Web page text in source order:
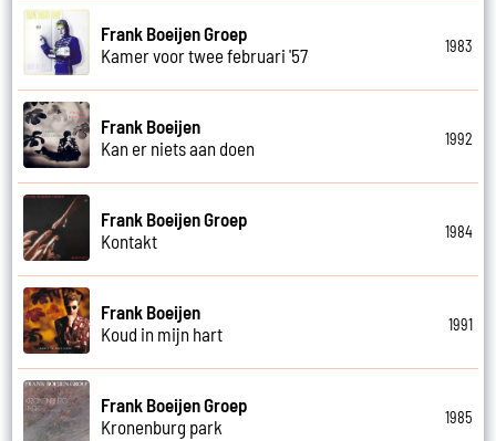
Frank Boeijen Groep
Kamer voor twee februari '57
1983
Frank Boeijen
Kan er niets aan doen
1992
Frank Boeijen Groep
Kontakt
1984
Frank Boeijen
Koud in mijn hart
1991
Frank Boeijen Groep
Kronenburg park
1985